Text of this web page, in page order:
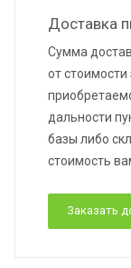
Доставка
Сумма
от
дальности
базы либо
стоимость
Заказать